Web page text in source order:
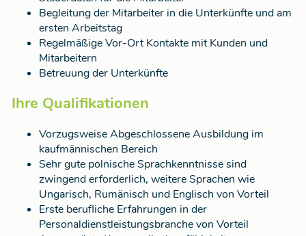
Begleitung der Mitarbeiter in die Unterkünfte und am
ersten Arbeitstag
Regelmäßige Vor-Ort Kontakte mit Kunden und
Mitarbeitern
Betreuung der Unterkünfte
Ihre Qualifikationen
Vorzugsweise Abgeschlossene Ausbildung im
kaufmännischen Bereich
Sehr gute polnische Sprachkenntnisse sind
zwingend erforderlich, weitere Sprachen wie
Ungarisch, Rumänisch und Englisch von Vorteil
Erste berufliche Erfahrungen in der
Personaldienstleistungsbranche von Vorteil